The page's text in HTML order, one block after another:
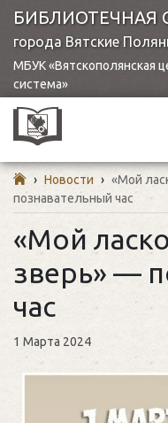
БИБЛИОТЕЧНАЯ
города Вятские
МБУК «Вятскополянская
система»
› Новости › «Мой
познавательный час
«Мой
зверь» —
час
1 Марта 2024